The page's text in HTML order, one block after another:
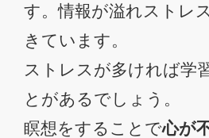
す。情報が溢れストレ
きています。
ストレスが多ければ学
とがあるでしょう。
瞑想をすることで心が